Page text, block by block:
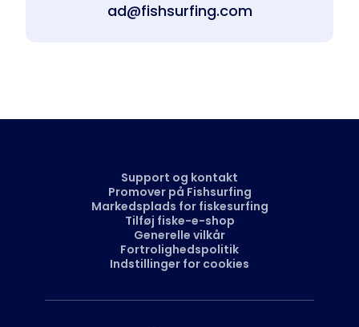
ad@fishsurfing.com
Support og kontakt
Promover på Fishsurfing
Markedsplads for fiskesurfing
Tilføj fiske-e-shop
Generelle vilkår
Fortrolighedspolitik
Indstillinger for cookies